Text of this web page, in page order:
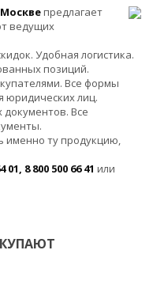
предлагает
ведущих
Удобная логистика.
позиций.
Все формы
юридических лиц.
Все
ту продукцию,
01, 8 800 500 66 41 или